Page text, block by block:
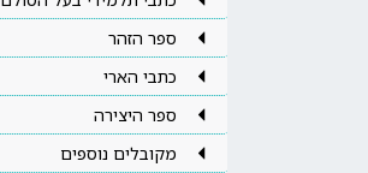
ספר הזהר
כתבי הארי
ספר היצירה
מקובלים נוספים